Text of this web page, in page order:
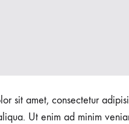
sit amet, consectetur
Ut enim ad minim